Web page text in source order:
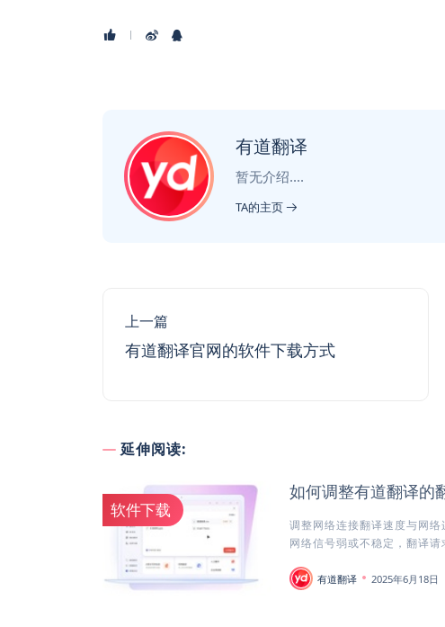
有道翻译
暂无介绍....
TA的主页
上一篇
有道翻译官网的软件下载方式
延伸阅读:
软件下载
如何调整有道翻译的
调整网络连接翻译速度与网
网络信号弱或不稳定，翻译
有道翻译 2025年6月18日